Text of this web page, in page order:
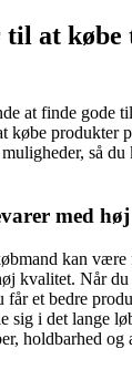
at købe
at finde gode
købe produkter
så
med
kan være
kvalitet. Når
får et bedre
sig i det lange
holdbarhed